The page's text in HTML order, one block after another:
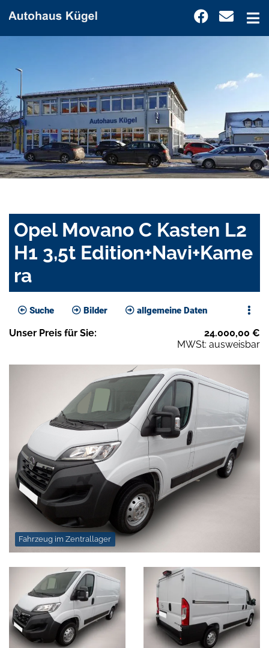
Opel Movano C Kasten L2
H1 3,5t Edition+Navi+Kame
ra
Suche Bilder allgemeine Daten
Unser Preis für Sie: 24.000,00 €
MWSt: ausweisbar
Fahrzeug im Zentrallager